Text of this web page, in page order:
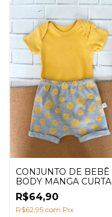
CONJUNTO DE BEBÊ
BODY MANGA CURTA
AMARELO + SHORTS
MESCLA NINHOS
AMARELO
R$64,90
R$62,95 com Pix